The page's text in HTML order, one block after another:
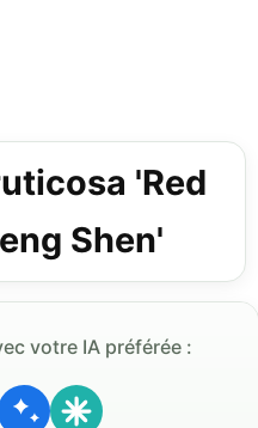
'Red
Shen'
votre IA préférée :